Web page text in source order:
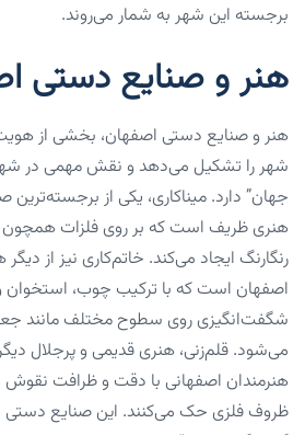
برجسته این شهر به شمار می‌روند.
هنر و صنایع دستی
هنر و صنایع دستی اصفهان، بخشی از
شهر را تشکیل می‌دهد و نقش مهمی در
جهان” دارد. میناکاری، یکی از
هنری ظریف است که بر روی فلزات همچون
رنگارنگ ایجاد می‌کند. خاتم‌کاری نیز از
اصفهان است که با ترکیب چوب، استخوان
شگفت‌انگیزی روی سطوح مختلف مانند
می‌شود. قلم‌زنی، هنری قدیمی و پرجلال
هنرمندان اصفهانی با دقت و ظرافت نقوش
ظروف فلزی حک می‌کنند. این صنایع دستی